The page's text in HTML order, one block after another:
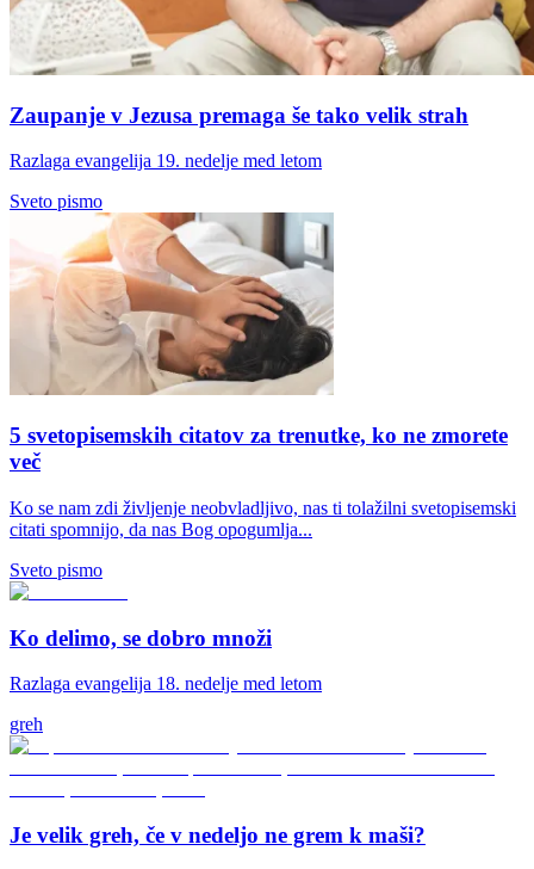
Zaupanje v Jezusa premaga še tako velik strah
Razlaga evangelija 19. nedelje med letom
Sveto pismo
5 svetopisemskih citatov za trenutke, ko ne zmorete
več
Ko se nam zdi življenje neobvladljivo, nas ti tolažilni svetopisemski
citati spomnijo, da nas Bog opogumlja...
Sveto pismo
Ko delimo, se dobro množi
Razlaga evangelija 18. nedelje med letom
greh
Je velik greh, če v nedeljo ne grem k maši?